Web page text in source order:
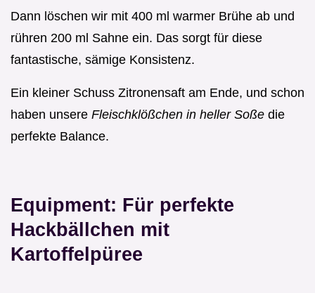
Dann löschen wir mit 400 ml warmer Brühe ab und
rühren 200 ml Sahne ein. Das sorgt für diese
fantastische, sämige Konsistenz.
Ein kleiner Schuss Zitronensaft am Ende, und schon
haben unsere Fleischklößchen in heller Soße die
perfekte Balance.
Equipment: Für perfekte
Hackbällchen mit
Kartoffelpüree